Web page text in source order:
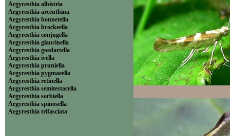
Argyresthia albistria
Argyresthia arceuthina
Argyresthia bonnetella
Argyresthia brockeella
Argyresthia conjugella
Argyresthia glaucinella
Argyresthia goedartella
Argyresthia ivella
Argyresthia pruniella
Argyresthia pygmaeella
Argyresthia retinella
Argyresthia semitestacella
Argyresthia sorbiella
Argyresthia spinosella
Argyresthia trifasciata